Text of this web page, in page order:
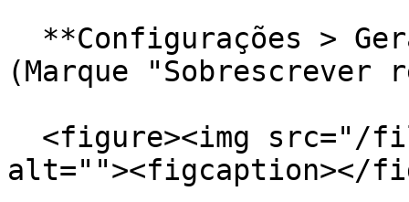
(Marque
alt=""><figcaption></